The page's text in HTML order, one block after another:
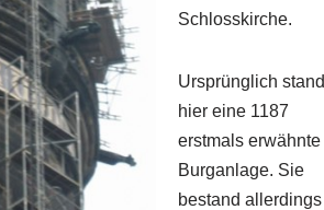
Schlosskirche.
Ursprünglich stand
hier eine 1187
erstmals erwähnte
Burganlage. Sie
bestand allerdings